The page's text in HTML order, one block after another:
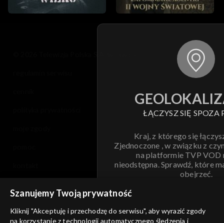
ŁĄCZYSZ SIĘ SPOZA
Kraj, z którego się
Zjednoczone , w związku z
na platformie TVP VOD
nieodstępna. Sprawdź, które
obejrzeć.
informacje o dostawcy usług
Szanujemy Twoją prywatność
Kliknij "Akceptuję i przechodzę do serwisu", aby wyrazić zgody
na korzystanie z technologii automatycznego śledzenia i